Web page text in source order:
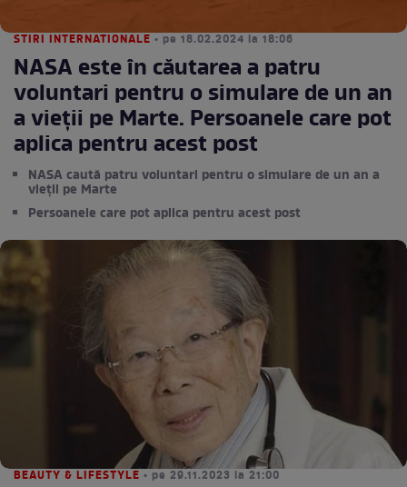
STIRI INTERNATIONALE • pe 18.02.2024 la 18:06
NASA este în căutarea a patru
voluntari pentru o simulare de un an
a vieţii pe Marte. Persoanele care pot
aplica pentru acest post
NASA caută patru voluntari pentru o simulare de un an a
vieţii pe Marte
Persoanele care pot aplica pentru acest post
BEAUTY & LIFESTYLE • pe 29.11.2023 la 21:00